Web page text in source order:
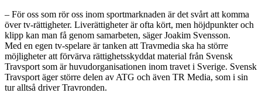
– För oss som rör oss inom sportmarknaden är det svårt att komma
över tv-rättigheter. Liverättigheter är ofta kört, men höjdpunkter och
klipp kan man få genom samarbeten, säger Joakim Svensson.
Med en egen tv-spelare är tanken att Travmedia ska ha större
möjligheter att förvärva rättighetsskyddat material från Svensk
Travsport som är huvudorganisationen inom travet i Sverige. Svensk
Travsport äger större delen av ATG och även TR Media, som i sin
tur alltså driver Travronden.